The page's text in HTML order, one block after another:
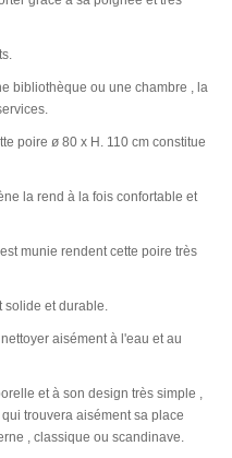
bibliothèque ou une chambre , la
poire ø 80 x H. 110 cm constitue
la rend à la fois confortable et
munie rendent cette poire très
solide et durable.
aisément à l'eau et au
et à son design très simple ,
trouvera aisément sa place
, classique ou scandinave.